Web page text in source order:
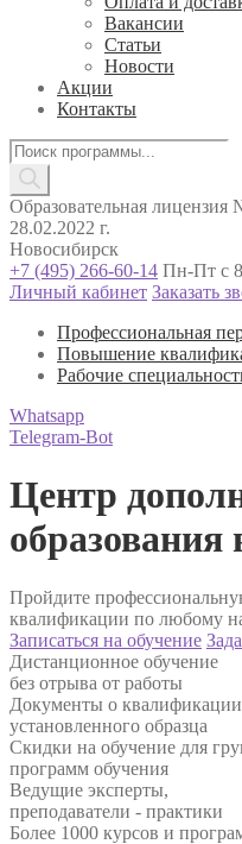
Вакансии
Статьи
Новости
Акции
Контакты
Поиск
товаров
Образовательная
28.02.2022 г.
Новосибирск
+7 (495) 266-60-14 Пн-Пт с
Личный кабинет Заказать
Профессиональная
Повышение
Рабочие
Whatsapp
Telegram-Bot
Центр
образования
Пройдите
квалификации по любому
Записаться на обучение
Дистанционное обучение
без отрыва от работы
Документы о квалификации
установленного образца
Скидки на обучение для
программ обучения
Ведущие эксперты,
преподаватели - практики
Более 1000 курсов и